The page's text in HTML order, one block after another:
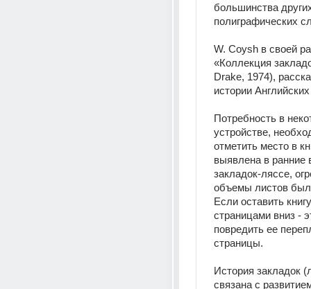
большинства
полиграфических
W. Coysh в своей
«Коллекция
Drake, 1974),
истории
Потребность в
устройстве,
отметить место в
выявлена в ранние
закладок-ляссе,
объемы листов
Если оставить
страницами вниз -
повредить ее
страницы.
История закладок
связана с